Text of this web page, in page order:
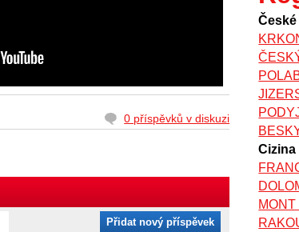
0 příspěvků v diskuzi
Přidat nový příspěvek
České
Cizina